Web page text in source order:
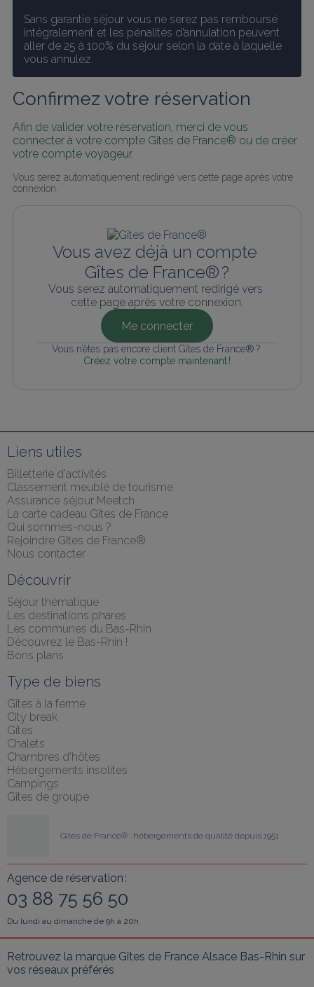
Sans garantie séjour vous ne serez pas remboursé
intégralement et les pénalités d’annulation peuvent
aller de 25 à 100% du séjour selon la date à laquelle
vous annulez.
Confirmez votre réservation
Afin de valider votre réservation, merci de vous
connecter à votre compte Gîtes de France® ou de créer
votre compte voyageur.
Vous serez automatiquement redirigé vers cette page après votre
connexion.
Vous avez déjà un compte
Gîtes de France® ?
Vous serez automatiquement redirigé vers
cette page après votre connexion.
Me connecter
Vous n’êtes pas encore client Gîtes de France® ?
Créez votre compte maintenant !
Liens utiles
Billetterie d'activités
Classement meublé de tourisme
Assurance séjour Meetch
La carte cadeau Gîtes de France
Qui sommes-nous ?
Rejoindre Gîtes de France®
Nous contacter
Découvrir
Séjour thématique
Les destinations phares
Les communes du Bas-Rhin
Découvrez le Bas-Rhin !
Bons plans
Type de biens
Gîtes à la ferme
City break
Gîtes
Chalets
Chambres d'hôtes
Hébergements insolites
Campings
Gîtes de groupe
Gîtes de France® : hébergements de qualité depuis 1951
Agence de réservation :
03 88 75 56 50
Du lundi au dimanche de 9h à 20h
Retrouvez la marque Gîtes de France Alsace Bas-Rhin sur
vos réseaux préférés